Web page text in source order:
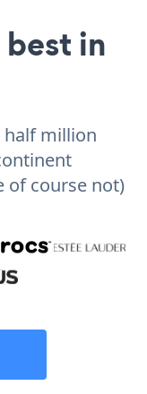
in
half million
of course not)